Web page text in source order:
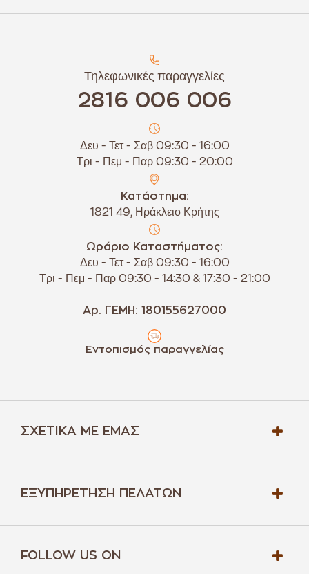
Τηλεφωνικές παραγγελίες
2816 006 006
Δευ - Τετ - Σαβ 09:30 - 16:00
Τρι - Πεμ - Παρ 09:30 - 20:00
Κατάστημα:
1821 49, Ηράκλειο Κρήτης
Ωράριο Καταστήματος:
Δευ - Τετ - Σαβ 09:30 - 16:00
Τρι - Πεμ - Παρ 09:30 - 14:30 & 17:30 - 21:00
Αρ. ΓΕΜΗ: 180155627000
Εντοπισμός παραγγελίας
ΣΧΕΤΙΚΆ ΜΕ ΕΜΆΣ
ΕΞΥΠΗΡΈΤΗΣΗ ΠΕΛΑΤΏΝ
FOLLOW US ON